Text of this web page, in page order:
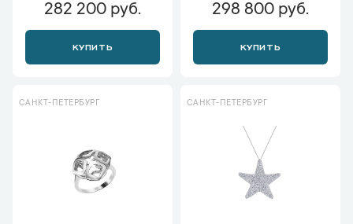
282 200 руб.
КУПИТЬ
298 800 руб.
КУПИТЬ
САНКТ-ПЕТЕРБУРГ САНКТ-ПЕТЕРБУРГ